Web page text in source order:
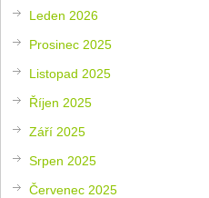
Leden 2026
Prosinec 2025
Listopad 2025
Říjen 2025
Září 2025
Srpen 2025
Červenec 2025